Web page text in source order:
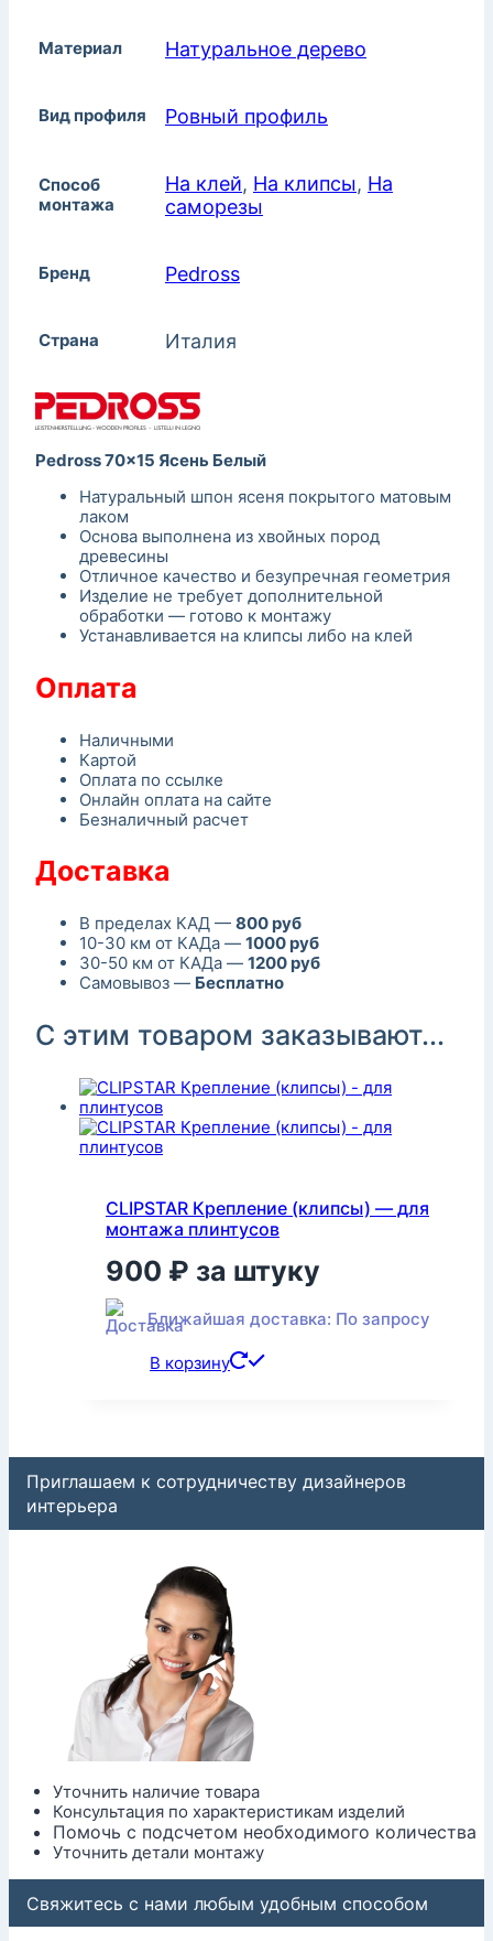
Материал Натуральное дерево
Вид профиля Ровный профиль
Способ
монтажа
На клей, На клипсы, На
саморезы
Бренд Pedross
Страна Италия
Pedross 70×15 Ясень Белый
Натуральный шпон ясеня покрытого матовым
лаком
Основа выполнена из хвойных пород
древесины
Отличное качество и безупречная геометрия
Изделие не требует дополнительной
обработки — готово к монтажу
Устанавливается на клипсы либо на клей
Оплата
Наличными
Картой
Оплата по ссылке
Онлайн оплата на сайте
Безналичный расчет
Доставка
В пределах КАД — 800 руб
10-30 км от КАДа — 1000 руб
30-50 км от КАДа — 1200 руб
Самовывоз — Бесплатно
С этим товаром заказывают...
CLIPSTAR Крепление (клипсы) — для
монтажа плинтусов
900 ₽ за штуку
Ближайшая доставка: По запросу
В корзину
Приглашаем к сотрудничеству дизайнеров
интерьера
Уточнить наличие товара
Консультация по характеристикам изделий
Помочь с подсчетом необходимого количества
Уточнить детали монтажу
Свяжитесь с нами любым удобным способом